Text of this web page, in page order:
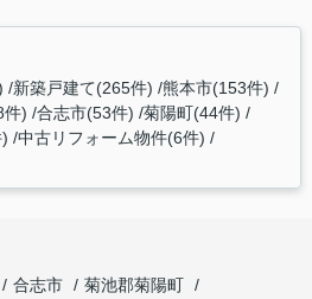
新築戸建て(265件) 熊本市(153件)
件) 合志市(53件) 菊陽町(44件)
中古リフォーム物件(6件)
合志市
菊池郡菊陽町